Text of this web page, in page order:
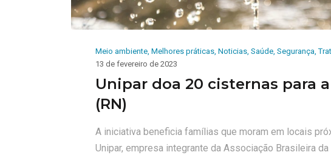
Meio ambiente, Melhores práticas, Noticias, Saúde, Segurança,
13 de fevereiro de 2023
Unipar doa 20 cisternas para
(RN)
A iniciativa beneficia famílias que moram em locais
Unipar, empresa integrante da Associação Brasileira